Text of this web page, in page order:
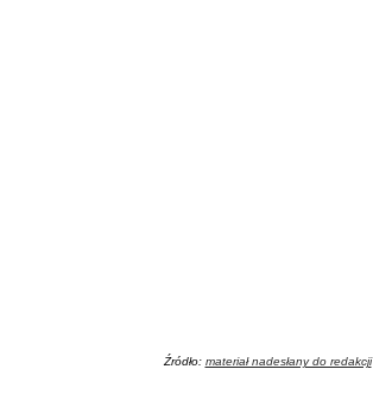
Źródło: materiał nadesłany do redakcji